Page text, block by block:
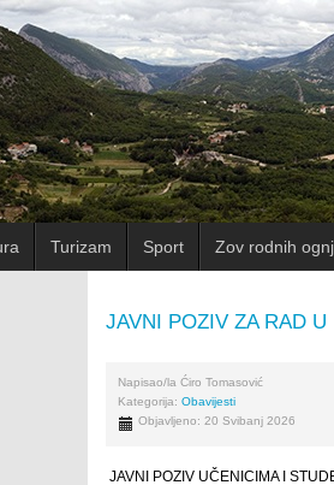
Turizam Sport Zov rodnih
JAVNI POZIV ZA RAD
Napisao/la Ćiro Tomasović
Kategorija: Obavijesti
Objavljeno: 20 Svibanj 2026
JAVNI POZIV UČENICIMA I